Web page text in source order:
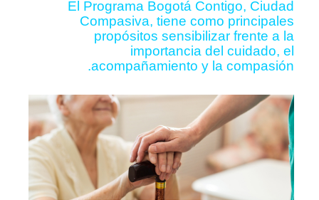
El Programa Bogotá Contigo, Ciudad
Compasiva, tiene como principales
propósitos sensibilizar frente a la
importancia del cuidado, el
acompañamiento y la compasión.